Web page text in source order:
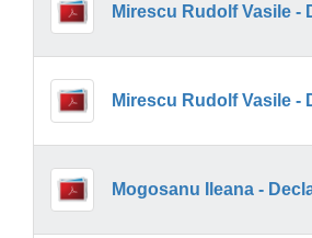
Mirescu Rudolf Vasile -
Mirescu Rudolf Vasile -
Mogosanu Ileana -